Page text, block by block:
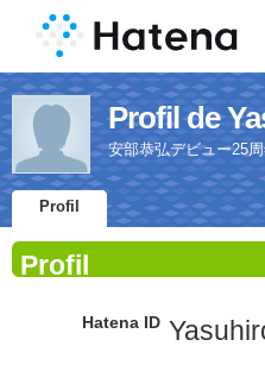
Profil de
安部恭弘デビュー25
Profil
Profil
Hatena ID